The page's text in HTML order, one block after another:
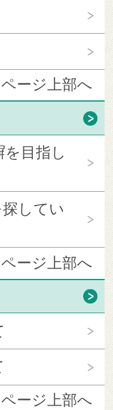
ページ上部へ
目指し
してい
ページ上部へ
ページ上部へ